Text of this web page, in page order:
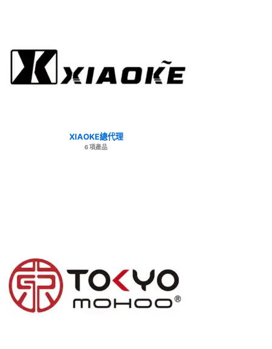
XIAOKE總代理
6 項產品